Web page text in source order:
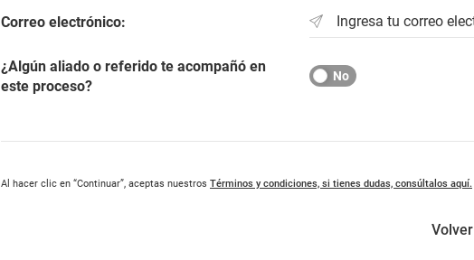
Correo electrónico:
¿Algún aliado o referido te acompañó en
este proceso?
No
Al hacer clic en “Continuar”, aceptas nuestros Términos y condiciones, si tienes dudas, consúltalos aquí.
Volver